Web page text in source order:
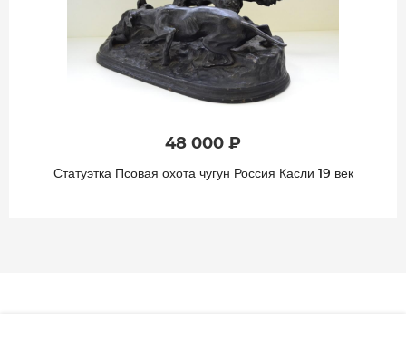
48 000 ₽
Статуэтка Псовая охота чугун Россия Касли 19 век